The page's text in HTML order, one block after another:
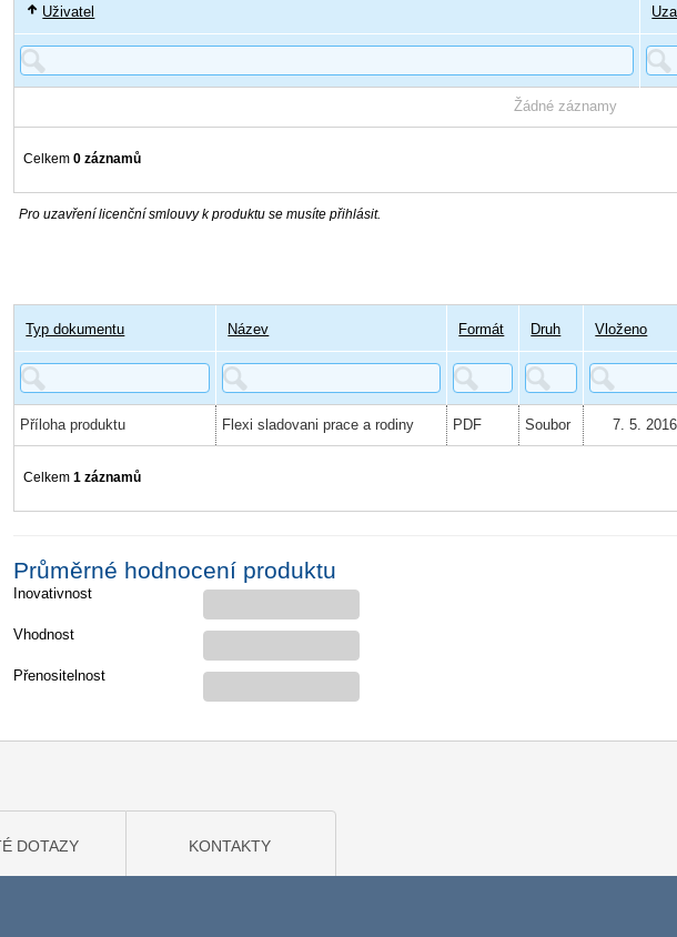
Uživatel
Žádné záznamy
Celkem 0 záznamů
Pro uzavření licenční smlouvy k produktu se musíte přihlásit.
Typ dokumentu Název Formát Druh Vloženo
Příloha produktu Flexi sladovani prace a rodiny PDF Soubor 7. 5.
Celkem 1 záznamů
Průměrné hodnocení produktu
Inovativnost
Vhodnost
Přenositelnost
DOTAZY KONTAKTY